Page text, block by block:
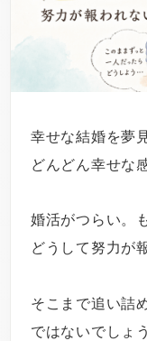
幸せな結婚を夢
どんどん幸せな
婚活がつらい。
どうして努力が
そこまで追い詰
ではないでしょ